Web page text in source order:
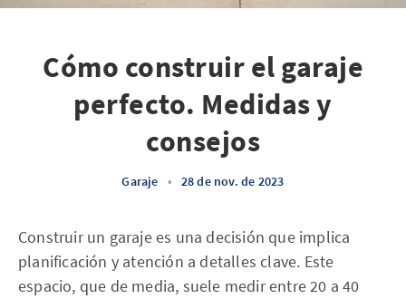
Cómo construir el garaje
perfecto. Medidas y
consejos
Garaje • 28 de nov. de 2023
Construir un garaje es una decisión que implica
planificación y atención a detalles clave. Este
espacio, que de media, suele medir entre 20 a 40